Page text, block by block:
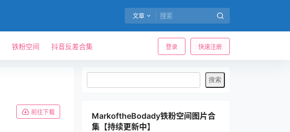
文章
登录 快速注册
铁粉空间 抖音反差合集
前往下载
MarkoftheBodady铁粉空间图片合
集【持续更新中】